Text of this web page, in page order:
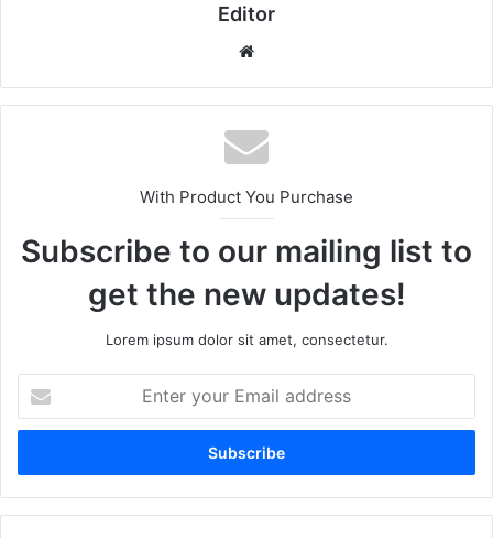
Editor
With Product You Purchase
Subscribe to our mailing list to
get the new updates!
Lorem ipsum dolor sit amet, consectetur.
your
Email